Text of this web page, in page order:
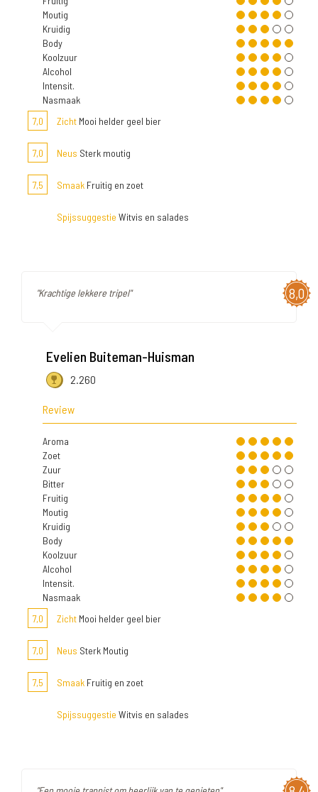
Moutig
Kruidig
Body
Koolzuur
Alcohol
Intensit.
Nasmaak
7,0
Zicht Mooi helder geel bier
7,0 Neus Sterk moutig
7,5 Smaak Fruitig en zoet
Spijssuggestie Witvis en salades
8,0
"Krachtige lekkere tripel"
Evelien Buiteman-Huisman
2.260
Review
Aroma
Zoet
Zuur
Bitter
Fruitig
Moutig
Kruidig
Body
Koolzuur
Alcohol
Intensit.
Nasmaak
7,0
Zicht Mooi helder geel bier
7,0 Neus Sterk Moutig
7,5 Smaak Fruitig en zoet
Spijssuggestie Witvis en salades